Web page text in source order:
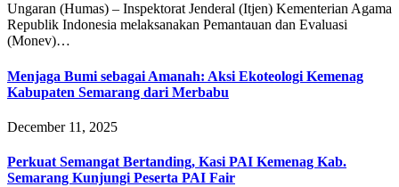
Ungaran (Humas) – Inspektorat Jenderal (Itjen) Kementerian Agama
Republik Indonesia melaksanakan Pemantauan dan Evaluasi
(Monev)…
Menjaga Bumi sebagai Amanah: Aksi Ekoteologi Kemenag
Kabupaten Semarang dari Merbabu
December 11, 2025
Perkuat Semangat Bertanding, Kasi PAI Kemenag Kab.
Semarang Kunjungi Peserta PAI Fair